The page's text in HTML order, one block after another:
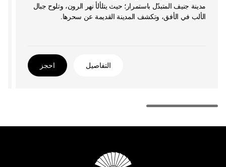
مدينة جنيف المتبدّل باستمرار؛ حيث يتلألأ نهر الرون، وتلوح جبال
الألب في الأفق، وتكشف المدينة القديمة عن سحرها.
التفاصيل احجز